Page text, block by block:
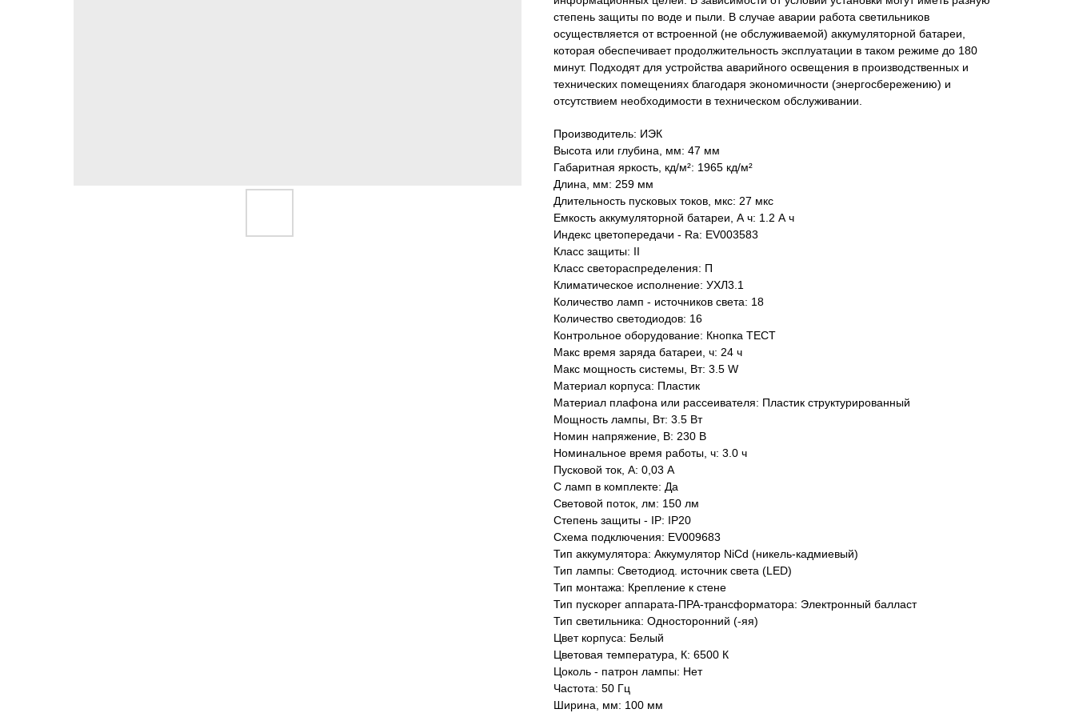
степень защиты по воде и пыли. В случае аварии работа светильников
осуществляется от встроенной (не обслуживаемой) аккумуляторной батареи,
которая обеспечивает продолжительность эксплуатации в таком режиме до 180
минут. Подходят для устройства аварийного освещения в производственных и
технических помещениях благодаря экономичности (энергосбережению) и
отсутствием необходимости в техническом обслуживании.
Производитель: ИЭК
Высота или глубина, мм: 47 мм
Габаритная яркость, кд/м²: 1965 кд/м²
Длина, мм: 259 мм
Длительность пусковых токов, мкс: 27 мкс
Емкость аккумуляторной батареи, А ч: 1.2 А ч
Индекс цветопередачи - Ra: EV003583
Класс защиты: II
Класс светораспределения: П
Климатическое исполнение: УХЛ3.1
Количество ламп - источников света: 18
Количество светодиодов: 16
Контрольное оборудование: Кнопка ТЕСТ
Макс время заряда батареи, ч: 24 ч
Макс мощность системы, Вт: 3.5 W
Материал корпуса: Пластик
Материал плафона или рассеивателя: Пластик структурированный
Мощность лампы, Вт: 3.5 Вт
Номин напряжение, В: 230 В
Номинальное время работы, ч: 3.0 ч
Пусковой ток, А: 0,03 А
С ламп в комплекте: Да
Световой поток, лм: 150 лм
Степень защиты - IP: IP20
Схема подключения: EV009683
Тип аккумулятора: Аккумулятор NiCd (никель-кадмиевый)
Тип лампы: Светодиод. источник света (LED)
Тип монтажа: Крепление к стене
Тип пускорег аппарата-ПРА-трансформатора: Электронный балласт
Тип светильника: Односторонний (-яя)
Цвет корпуса: Белый
Цветовая температура, К: 6500 К
Цоколь - патрон лампы: Нет
Частота: 50 Гц
Ширина, мм: 100 мм